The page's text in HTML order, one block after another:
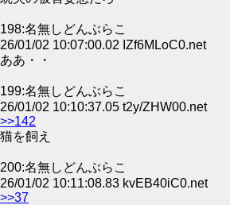
198:名無しどんぶらこ
26/01/02 10:07:00.02 IZf6MLoC0.net
ああ・・
199:名無しどんぶらこ
26/01/02 10:10:37.05 t2y/ZHW00.net
>>142
猫を飼え
200:名無しどんぶらこ
26/01/02 10:11:08.83 kvEB40iC0.net
>>37